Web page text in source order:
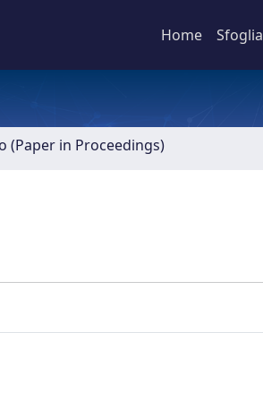
Home Sfoglia
(Paper in Proceedings)